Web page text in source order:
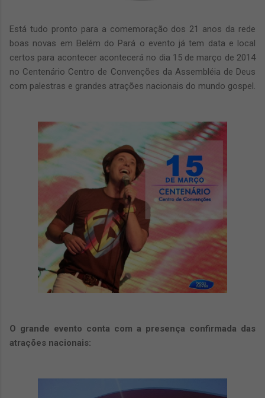
Está tudo pronto para a comemoração dos 21 anos da rede
boas novas em Belém do Pará o evento já tem data e local
certos para acontecer acontecerá no dia 15 de março de 2014
no Centenário Centro de Convenções da Assembléia de Deus
com palestras e grandes atrações nacionais do mundo gospel.
O grande evento conta com a presença confirmada das
atrações nacionais: